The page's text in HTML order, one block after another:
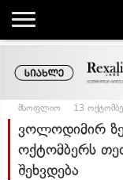
მსოფლიო 13
ვოლოდიმირ
ოქტომბერს
შეხვდება